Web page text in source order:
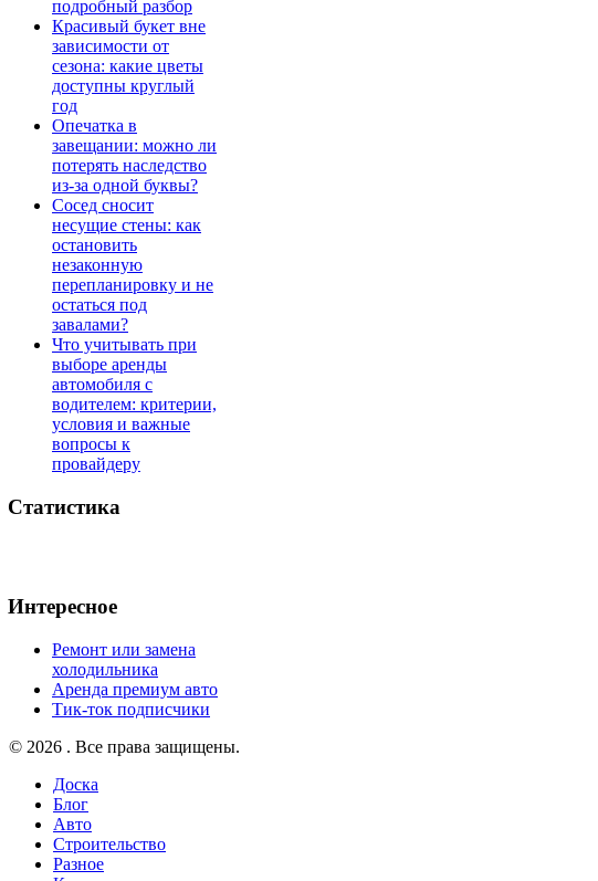
подробный разбор
Красивый букет вне
зависимости от
сезона: какие цветы
доступны круглый
год
Опечатка в
завещании: можно ли
потерять наследство
из-за одной буквы?
Сосед сносит
несущие стены: как
остановить
незаконную
перепланировку и не
остаться под
завалами?
Что учитывать при
выборе аренды
автомобиля с
водителем: критерии,
условия и важные
вопросы к
провайдеру
Статистика
Интересное
Ремонт или замена
холодильника
Аренда премиум авто
Тик-ток подписчики
© 2026 . Все права защищены.
Доска
Блог
Авто
Строительство
Разное